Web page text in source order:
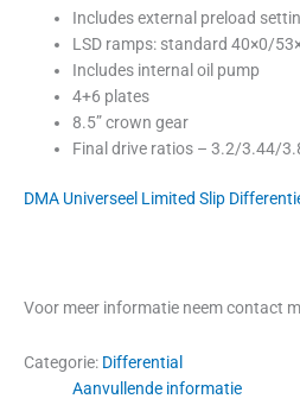
Includes external preload
LSD ramps: standard 40×0/
Includes internal oil pump
4+6 plates
8.5” crown gear
Final drive ratios – 3.2/3.44/
DMA Universeel Limited Slip
Voor meer informatie neem contact
Categorie: Differential
Aanvullende informatie